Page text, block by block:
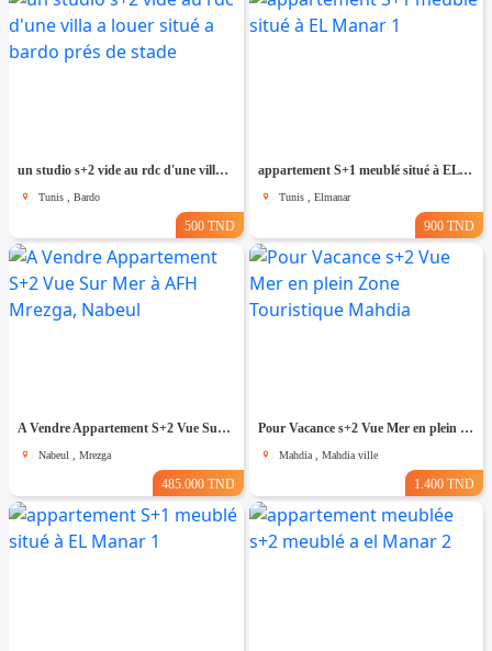
un studio s+2 vide au rdc d'une villa a louer situé a bardo prés de stade
Tunis , Bardo
500 TND
appartement S+1 meublé situé à EL Manar 1
Tunis , Elmanar
900 TND
A Vendre Appartement S+2 Vue Sur Mer à AFH Mrezga, Nabeul
Nabeul , Mrezga
485.000 TND
Pour Vacance s+2 Vue Mer en plein Zone Touristique Mahdia
Mahdia , Mahdia ville
1.400 TND